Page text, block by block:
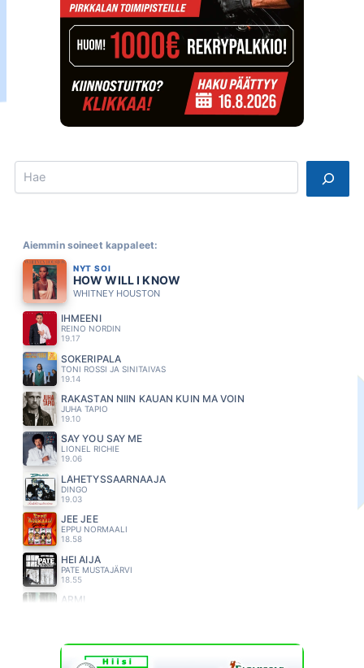
Search
Aiemmin soineet kappaleet:
NYT SOI
HOW WILL I KNOW
WHITNEY HOUSTON
IHMEENI
REINO NORDIN
19.17
SOKERIPALA
TONI ROSSI JA SINITAIVAS
19.14
RAKASTAN NIIN KAUAN KUIN MÄ VOIN
JUHA TAPIO
19.10
SAY YOU SAY ME
LIONEL RICHIE
19.06
LÄHETYSSAARNAAJA
DINGO
19.03
JEE JEE
EPPU NORMAALI
18.58
HEI ÄIJÄ
PATE MUSTAJÄRVI
18.55
ARMI
MATTI JA TEPPO